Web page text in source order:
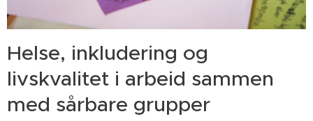
Helse, inkludering og
livskvalitet i arbeid sammen
med sårbare grupper